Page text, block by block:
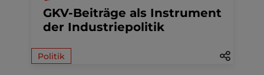
GKV-Beiträge als Instrument
der Industriepolitik
Politik